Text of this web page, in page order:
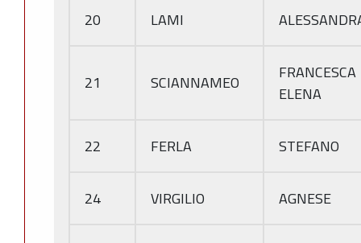
20 LAMI
21 SCIANNAMEO
FRANCESCA
ELENA
22 FERLA STEFANO
24 VIRGILIO AGNESE